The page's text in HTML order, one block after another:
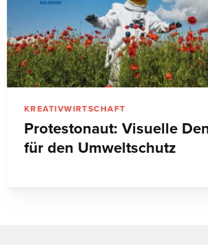
KREATIVWIRTSCHAFT
Protestonaut: Visuelle
für den Umweltschutz